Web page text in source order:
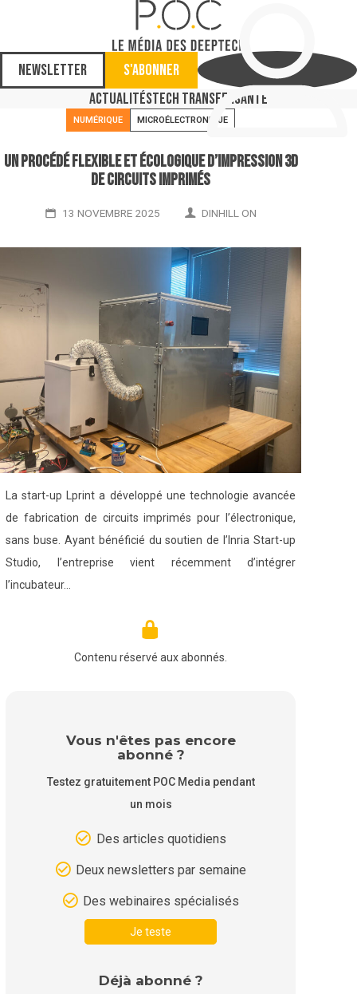
Newsletter
S'abonner
ActualitésTech TransferSanté
NUMÉRIQUE MICROÉLECTRONIQUE
Un procédé flexible et écologique d’impression 3D
de circuits imprimés
13 NOVEMBRE 2025 DINHILL ON
La start-up Lprint a développé une technologie avancée
de fabrication de circuits imprimés pour l’électronique,
sans buse. Ayant bénéficié du soutien de l’Inria Start-up
Studio, l’entreprise vient récemment d’intégrer
l’incubateur…
Contenu réservé aux abonnés.
Vous n'êtes pas encore
abonné ?
Testez gratuitement POC Media pendant
un mois
Des articles quotidiens
Deux newsletters par semaine
Des webinaires spécialisés
Je teste
Déjà abonné ?